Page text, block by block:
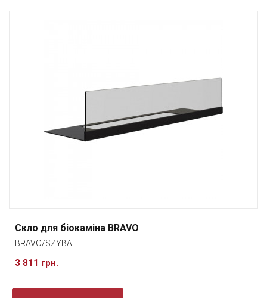
Скло для біокаміна BRAVO
BRAVO/SZYBA
3 811 грн.